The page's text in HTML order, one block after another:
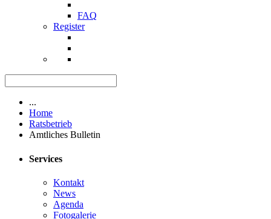
FAQ
Register
...
Home
Ratsbetrieb
Amtliches Bulletin
Services
Kontakt
News
Agenda
Fotogalerie